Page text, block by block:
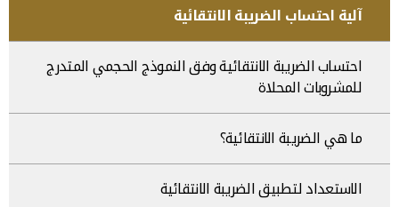
آلية احتساب الضريبة الانتقائية
احتساب الضريبة الانتقائية وفق النموذج الحجمي المتدرج
للمشروبات المحلاة
ما هي الضريبة الانتقائية؟
الاستعداد لتطبيق الضريبة الانتقائية